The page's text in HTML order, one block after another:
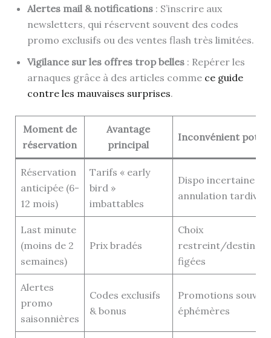
Alertes mail & notifications: S’inscrire aux
newsletters, qui réservent souvent des codes
promo exclusifs ou des ventes flash très limitées.
Vigilance sur les offres trop belles: Repérer les
arnaques grâce à des articles comme ce guide
contre les mauvaises surprises.
Moment de
réservation
Avantage
principal
Inconvénient
Réservation
anticipée (6-
12 mois)
Tarifs « early
bird »
imbattables
Dispo incertaine si
annulation tardive
Last minute
(moins de 2
semaines)
Prix bradés
Choix
restreint/
figées
Alertes
promo
saisonnières
Codes exclusifs
& bonus
Promotions
éphémères